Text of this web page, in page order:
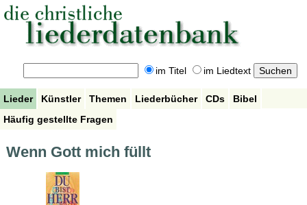
im Titel im Liedtext
Lieder Künstler Themen Liederbücher CDs
Bibel
Häufig gestellte Fragen
Wenn Gott mich füllt